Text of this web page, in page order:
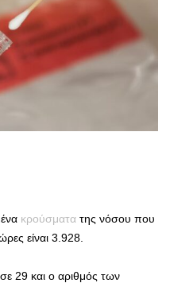
κρούσματα της νόσου που
είναι 3.928.
29 και ο αριθμός των